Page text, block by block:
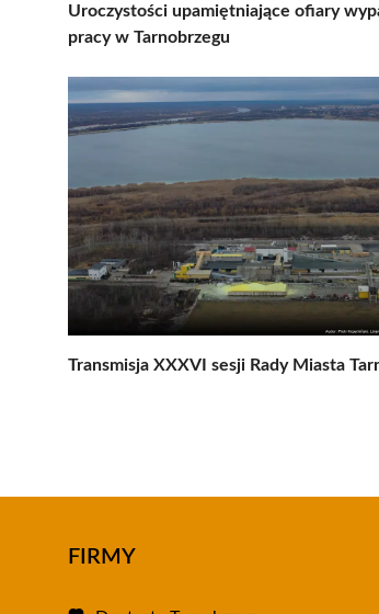
Uroczystości upamiętniające ofiary
pracy w Tarnobrzegu
Transmisja XXXVI sesji Rady Miasta
FIRMY